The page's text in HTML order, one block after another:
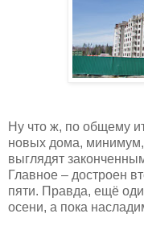
Ну что ж, по общему
новых дома, минимум,
выглядят
Главное – достроен
пяти. Правда, ещё
осени, а пока